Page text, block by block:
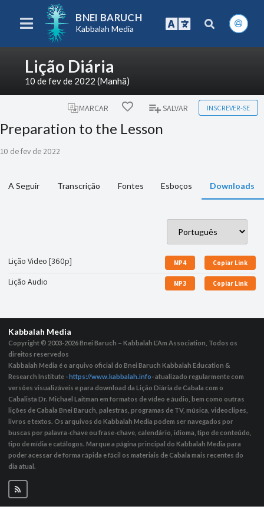
BNEI BARUCH
Kabbalah Media
Lição Diária
10 de fev de 2022 (Manhã)
MARCAR SALVAR INSCREVER-SE
Preparation to the Lesson
10 de fev de 2022
A Seguir Transcrição Fontes Esboços Downloads
Lição Video [360p] MP4 Copiar Link
Lição Audio MP3 Copiar Link
Kabbalah Media
Copyright © 2003-2026Bnei Baruch – Kabbalah L’Am Association, Todos os
direitos reservedos
Kabbalah Media é o arquivo oficial do Bnei Baruch Kabbalah Education &
Research Institute - https://www.kabbalah.info- atualizado regularmente com
versões visualizáveis ​​e para download da Lição Diária de Cabala com o
Cabalista Dr. Michael Laitman em formatos de vídeo e áudio, bem como outras
lições de Cabala Bnei Baruch, palestras, programas de TV, música, videoclipes,
livros e textos. Os arquivos do Kabbalah Media podem ser navegados por
buscas por palavra-chave ou frase-chave, calendário, idioma, tipo de conteúdo,
tipo de mídia e catálogos. Marque a página principal do Kabbalah Media para
poder acessar de forma rápida e fácil os materiais de Cabala mais recentes do
dia atual.